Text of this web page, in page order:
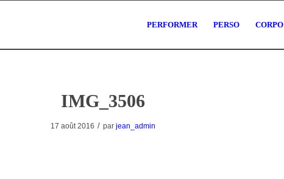
PERFORMER PERSO CORPO
IMG_3506
17 août 2016 / par jean_admin